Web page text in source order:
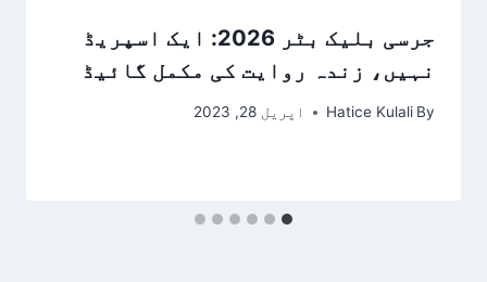
جرسی بلیک بٹر 2026: ایک اسپریڈ
نہیں، زندہ روایت کی مکمل گائیڈ
By
Hatice Kulali اپریل 28, 2023